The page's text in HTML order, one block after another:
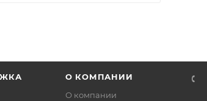
О КОМПАНИИ
О компании